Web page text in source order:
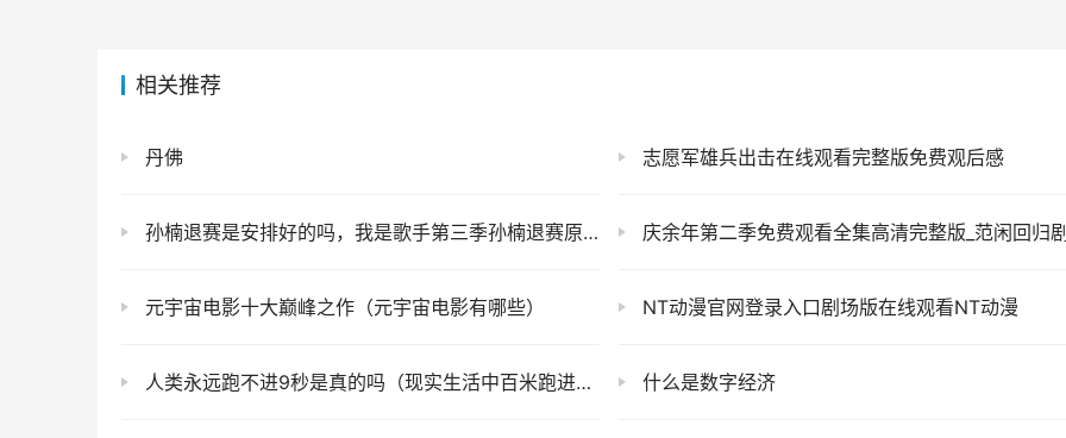
相关推荐
丹佛 志愿军雄兵出击在线观看完整版免费观后感
孙楠退赛是安排好的吗，我是歌手第三季孙楠退赛原因 庆余年第二季免费观看全集高清完整版_范闲回归剧情解
元宇宙电影十大巅峰之作（元宇宙电影有哪些） NT动漫官网登录入口剧场版在线观看NT动漫
人类永远跑不进9秒是真的吗（现实生活中百米跑进10秒有多难） 什么是数字经济